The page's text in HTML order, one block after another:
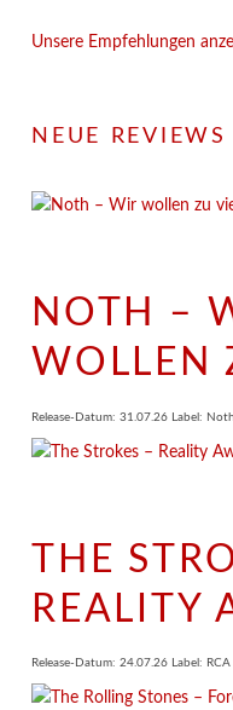
Unsere Empfehlungen
NEUE REVIEWS
NOTH –
WOLLEN
Release-Datum: 31.07.26 Label: Noth
THE
REALITY
Release-Datum: 24.07.26 Label: RCA